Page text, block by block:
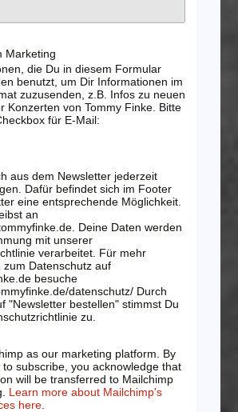
Marketing
die Du in diesem Formular
benutzt, um Dir Informationen im
zuzusenden, z.B. Infos zu neuen
Konzerten von Tommy Finke. Bitte
für E-Mail:
aus dem Newsletter jederzeit
Dafür befindet sich im Footer
eine entsprechende Möglichkeit.
an
Deine Daten werden
mit unserer
verarbeitet. Für mehr
zum Datenschutz auf
besuche
datenschutz/ Durch
"Newsletter bestellen" stimmst Du
zu.
as our marketing platform. By
to subscribe, you acknowledge that
will be transferred to Mailchimp
Learn more about Mailchimp's
here.